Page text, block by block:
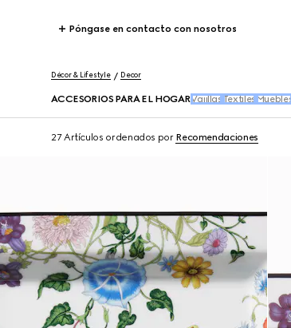
Póngase en contacto con nosotros
Décor & Lifestyle Decor
ACCESORIOS PARA EL HOGARVajillas Textiles Muebles
27 Artículos ordenados por Recomendaciones